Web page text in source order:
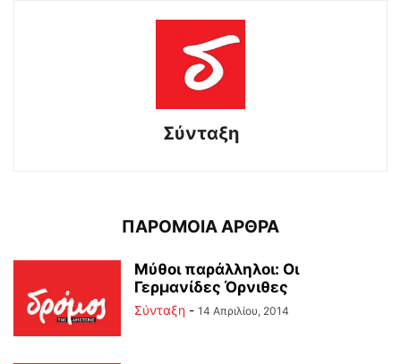
Σύνταξη
ΠΑΡΟΜΟΙΑ ΑΡΘΡΑ
Μύθοι παράλληλοι: Οι
Γερμανίδες Όρνιθες
Σύνταξη - 14 Απριλίου, 2014